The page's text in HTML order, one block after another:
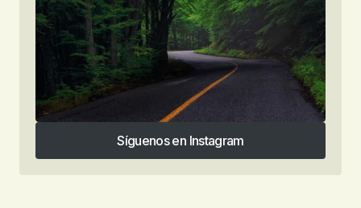
Síguenos en Instagram
Síguenos en Instagram